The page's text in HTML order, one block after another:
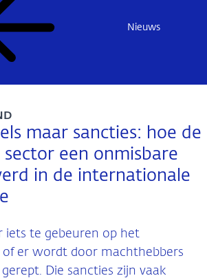
Nieuws
maar sancties: hoe de
een onmisbare
in de internationale
iets te gebeuren op het
er wordt door machthebbers
Die sancties zijn vaak